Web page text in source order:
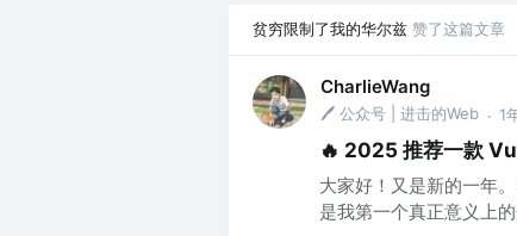
贫穷限制了我的华尔兹 赞了这篇文章
CharlieWang
🖊️ 公众号 | 进击的Web · 1
🔥 2025 推荐一款
大家好！又是新的一年
是我第一个真正意义上